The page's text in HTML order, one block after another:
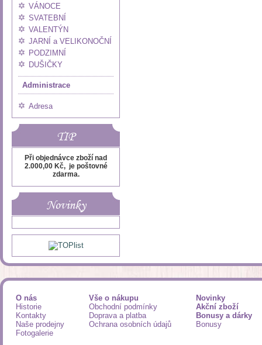
VÁNOCE
SVATEBNÍ
VALENTÝN
JARNÍ a VELIKONOČNÍ
PODZIMNÍ
DUŠIČKY
Administrace
Adresa
TIP
Při objednávce zboží nad
2.000,00 Kč, je poštovné
zdarma.
Novinky
O nás
Historie
Kontakty
Naše prodejny
Fotogalerie
Vše o nákupu
Obchodní podmínky
Doprava a platba
Ochrana osobních údajů
Novinky
Akční zboží
Bonusy a dárky
Bonusy